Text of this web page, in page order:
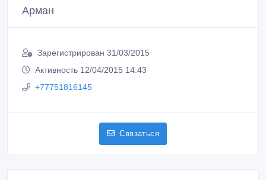
Арман
Зарегистрирован 31/03/2015
Активность 12/04/2015 14:43
+77751816145
Связаться